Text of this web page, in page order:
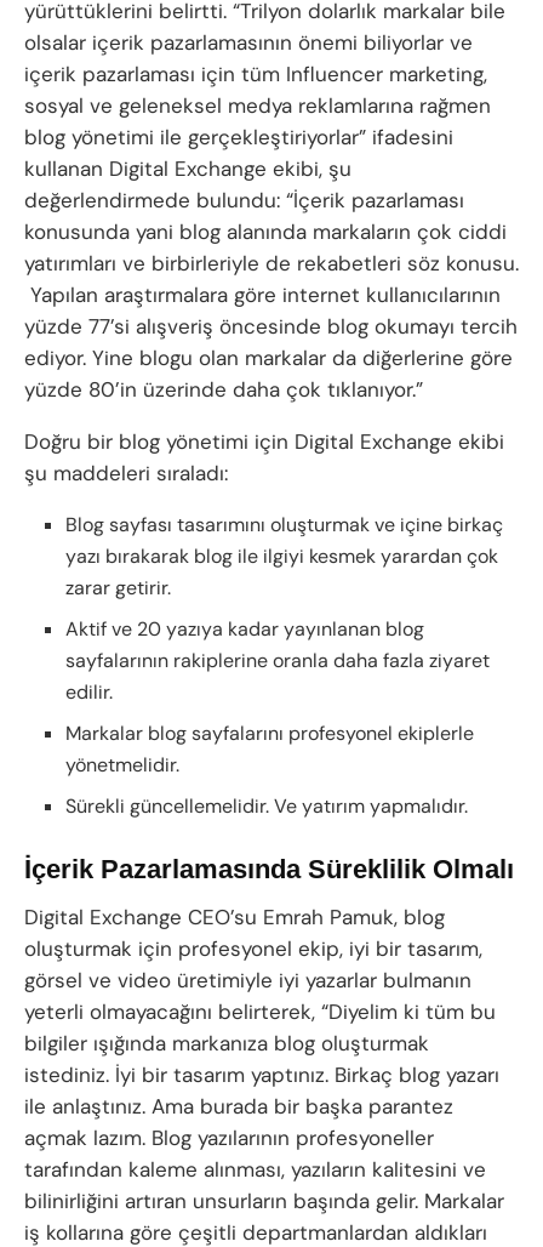
yürüttüklerini belirtti. “Trilyon dolarlık markalar bile
olsalar içerik pazarlamasının önemi biliyorlar ve
içerik pazarlaması için tüm Influencer marketing,
sosyal ve geleneksel medya reklamlarına rağmen
blog yönetimi ile gerçekleştiriyorlar” ifadesini
kullanan Digital Exchange ekibi, şu
değerlendirmede bulundu: “İçerik pazarlaması
konusunda yani blog alanında markaların çok ciddi
yatırımları ve birbirleriyle de rekabetleri söz konusu.
Yapılan araştırmalara göre internet kullanıcılarının
yüzde 77’si alışveriş öncesinde blog okumayı tercih
ediyor. Yine blogu olan markalar da diğerlerine göre
yüzde 80’in üzerinde daha çok tıklanıyor.”
Doğru bir blog yönetimi için Digital Exchange ekibi
şu maddeleri sıraladı:
Blog sayfası tasarımını oluşturmak ve içine birkaç
yazı bırakarak blog ile ilgiyi kesmek yarardan çok
zarar getirir.
Aktif ve 20 yazıya kadar yayınlanan blog
sayfalarının rakiplerine oranla daha fazla ziyaret
edilir.
Markalar blog sayfalarını profesyonel ekiplerle
yönetmelidir.
Sürekli güncellemelidir. Ve yatırım yapmalıdır.
İçerik Pazarlamasında Süreklilik Olmalı
Digital Exchange CEO’su Emrah Pamuk, blog
oluşturmak için profesyonel ekip, iyi bir tasarım,
görsel ve video üretimiyle iyi yazarlar bulmanın
yeterli olmayacağını belirterek, “Diyelim ki tüm bu
bilgiler ışığında markanıza blog oluşturmak
istediniz. İyi bir tasarım yaptınız. Birkaç blog yazarı
ile anlaştınız. Ama burada bir başka parantez
açmak lazım. Blog yazılarının profesyoneller
tarafından kaleme alınması, yazıların kalitesini ve
bilinirliğini artıran unsurların başında gelir. Markalar
iş kollarına göre çeşitli departmanlardan aldıkları